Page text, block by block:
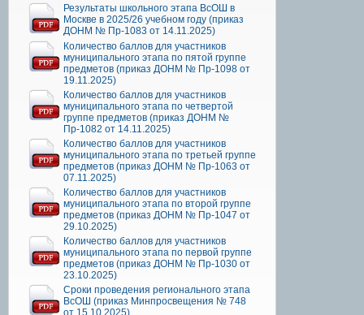
Результаты школьного этапа ВсОШ в
Москве в 2025/26 учебном году (приказ
ДОНМ № Пр-1083 от 14.11.2025)
Количество баллов для участников
муниципального этапа по пятой группе
предметов (приказ ДОНМ № Пр-1098 от
19.11.2025)
Количество баллов для участников
муниципального этапа по четвертой
группе предметов (приказ ДОНМ №
Пр-1082 от 14.11.2025)
Количество баллов для участников
муниципального этапа по третьей группе
предметов (приказ ДОНМ № Пр-1063 от
07.11.2025)
Количество баллов для участников
муниципального этапа по второй группе
предметов (приказ ДОНМ № Пр-1047 от
29.10.2025)
Количество баллов для участников
муниципального этапа по первой группе
предметов (приказ ДОНМ № Пр-1030 от
23.10.2025)
Сроки проведения регионального этапа
ВсОШ (приказ Минпросвещения № 748
от 15.10.2025)